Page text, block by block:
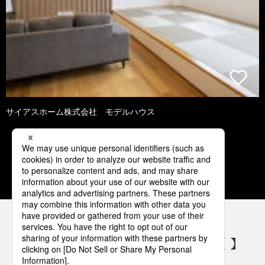
サイアスホーム株式会社 モデルハウス
1 2 3 4 5
パナソニックの電気設備 SNSアカウント